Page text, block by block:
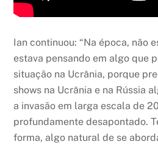
Ian continuou: “Na época, não
estava pensando em algo que
situação na Ucrânia, porque
shows na Ucrânia e na Rússia
a invasão em larga escala de
profundamente desapontado.
forma, algo natural de se